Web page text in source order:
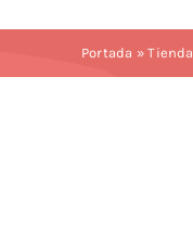
La empresa
Portada »Tienda